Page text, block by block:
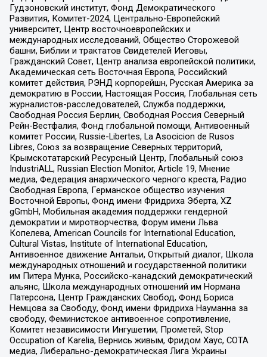
Гудзоновский институт, Фонд Демократического
Развития, Комитет-2024, Центрально-Европейский
университет, Центр восточноевропейских и
международных исследований, Общество Сторожевой
башни, Библии и трактатов Свидетелей Иеговы,
Гражданский Совет, Центр анализа европейской политики,
Академическая сеть Восточная Европа, Российский
комитет действия, РЭНД корпорейшн, Русская Америка за
демократию в России, Настоящая Россия, Глобальная сеть
журналистов-расследователей, Служба поддержки,
Свободная Россия Берлин, Свободная Россия Северный
Рейн-Вестфалия, Фонд глобальной помощи, Антивоенный
комитет России, Russie-Libertes, La Asocicion de Rusos
Libres, Союз за возвращение Северных территорий,
Крымскотатарский Ресурсный Центр, Глобальный союз
IndustriALL, Russian Election Monitor, Article 19, Мнение
медиа, Федерация анархического черного креста, Радио
Свободная Европа, Германское общество изучения
Восточной Европы, Фонд имени Фридриха Эберта, XZ
gGmbH, Мобильная академия поддержки гендерной
демократии и миротворчества, Форум имени Льва
Копелева, American Councils for International Education,
Cultural Vistas, Institute of International Education,
Антивоенное движение Антальи, Открытый диалог, Школа
международных отношений и государственной политики
им Питера Мунка, Российско-канадский демократический
альянс, Школа международных отношений им Нормана
Патерсона, Центр Гражданских Свобод, Фонд Бориса
Немцова за Свободу, Фонд имени Фридриха Науманна за
свободу, Феминистское антивоенное сопротивление,
Комитет независимости Ингушетии, Прометей, Stop
Occupation of Karelia, Вернись живым, Фридом Хаус, СОТА
медиа, Либерально-демократическая Лига Украины